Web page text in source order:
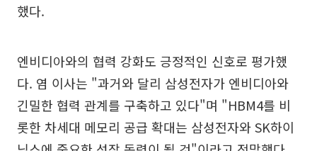
했다.
엔비디아와의 협력 강화도 긍정적인 신호로 평가했
다. 염 이사는 "과거와 달리 삼성전자가 엔비디아와
긴밀한 협력 관계를 구축하고 있다"며 "HBM4를 비
롯한 차세대 메모리 공급 확대는 삼성전자와 SK하이